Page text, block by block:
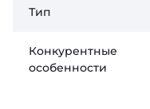
Тип
Конкурентные
особенности